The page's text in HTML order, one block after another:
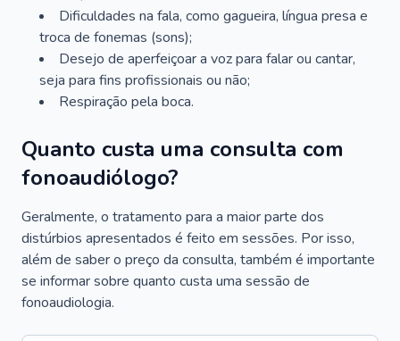
Dificuldades na fala, como gagueira, língua presa e
troca de fonemas (sons);
Desejo de aperfeiçoar a voz para falar ou cantar,
seja para fins profissionais ou não;
Respiração pela boca.
Quanto custa uma consulta com
fonoaudiólogo?
Geralmente, o tratamento para a maior parte dos
distúrbios apresentados é feito em sessões. Por isso,
além de saber o preço da consulta, também é importante
se informar sobre quanto custa uma sessão de
fonoaudiologia.